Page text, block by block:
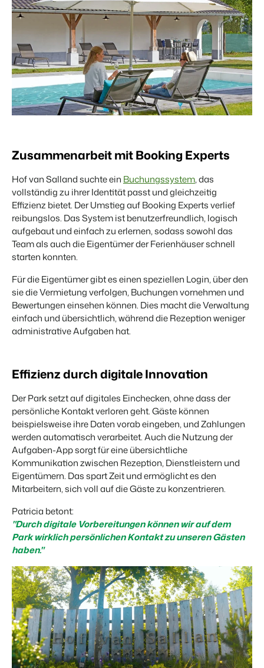
Online-Marketing
Die starke Kombination aus Markenbildung und Performance-
Marketing
Immobilien Marketing
Dein Projekt im Handumdrehen ausverkauft.
Booking Analytics
BEX Übersicht
Entdecke die unzähligen Vorteile der Booking Experts
Plattform.
Für Ferienparks
Entdecke die Vorteile von Booking Experts für Ferienparks.
App Store
Mach die Plattform zu deiner eigenen mithilfe der
Anbindung zu anderen Systemen.
Verbreite dein Angebot auf
relevante Channels und
erreiche deine Zielgruppe.
Mehr erfahren
BEX Channel Manager
Customer Success
Erhalte Antworten auf deine Fragen.
Jobs
Finde hier deinen neuen Traumjob!
Kontakt
Nimm Kontakt mit uns auf.
Lerne unsere Kultur & Werte kennen.
FRÜBUCHERSAISON
Praktische Tipps für die wichtigsten
Buchungswochen des Jahres.
Zum Blog
Schlüsselloser Zugang bei Camping de
Paal mit EasySecure
Kundenstory lesen
Zusammenarbeit mit Booking Experts
Hof van Salland suchte ein Buchungssystem, das
vollständig zu ihrer Identität passt und gleichzeitig
Effizienz bietet. Der Umstieg auf Booking Experts verlief
reibungslos. Das System ist benutzerfreundlich, logisch
aufgebaut und einfach zu erlernen, sodass sowohl das
Team als auch die Eigentümer der Ferienhäuser schnell
starten konnten.
Für die Eigentümer gibt es einen speziellen Login, über den
sie die Vermietung verfolgen, Buchungen vornehmen und
Bewertungen einsehen können. Dies macht die Verwaltung
einfach und übersichtlich, während die Rezeption weniger
administrative Aufgaben hat.
Effizienz durch digitale Innovation
Der Park setzt auf digitales Einchecken, ohne dass der
persönliche Kontakt verloren geht. Gäste können
beispielsweise ihre Daten vorab eingeben, und Zahlungen
werden automatisch verarbeitet. Auch die Nutzung der
Aufgaben-App sorgt für eine übersichtliche
Kommunikation zwischen Rezeption, Dienstleistern und
Eigentümern. Das spart Zeit und ermöglicht es den
Mitarbeitern, sich voll auf die Gäste zu konzentrieren.
Patricia betont:
"Durch digitale Vorbereitungen können wir auf dem
Park wirklich persönlichen Kontakt zu unseren Gästen
haben."